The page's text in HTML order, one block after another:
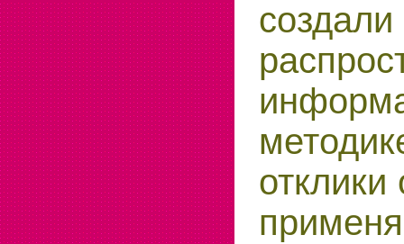
отклики